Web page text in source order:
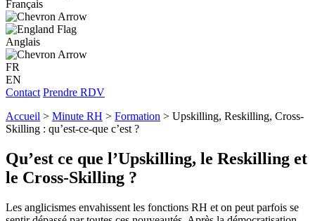
Français
Anglais
FR
EN
Contact Prendre RDV
Accueil > Minute RH > Formation > Upskilling, Reskilling, Cross-
Skilling : qu’est-ce-que c’est ?
Qu’est ce que l’Upskilling, le Reskilling et
le Cross-Skilling ?
Les anglicismes envahissent les fonctions RH et on peut parfois se